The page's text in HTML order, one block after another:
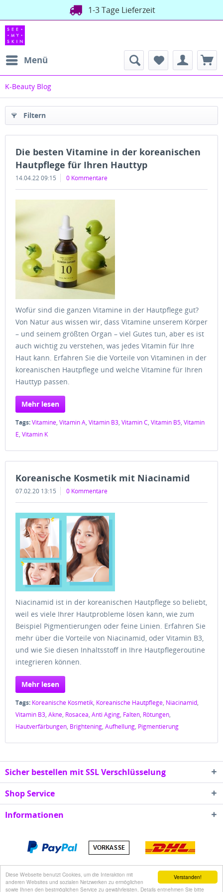
Verstanden!
Diese Webseite benutzt Cookies, um die Interaktion mit
anderen Websites und sozialen Netzwerken zu ermöglichen
sowie Ihnen den bestmöglichen Service zu gewährleisten. Details entnehmen Sie bitte
1-3 Tage Lieferzeit
Menü
K-Beauty Blog
Filtern
Die besten Vitamine in der koreanischen
Hautpflege für Ihren Hauttyp
14.04.22 09:15 0 Kommentare
Wofür sind die ganzen Vitamine in der Hautpflege gut?
Von Natur aus wissen wir, dass Vitamine unserem Körper
– und seinem größten Organ – viel Gutes tun, aber es ist
auch wichtig zu verstehen, was jedes Vitamin für Ihre
Haut kann. Erfahren Sie die Vorteile von Vitaminen in der
koreanischen Hautpflege und welche Vitamine für Ihren
Hauttyp passen.
Mehr lesen
Tags:Vitamine, Vitamin A, Vitamin B3, Vitamin C, Vitamin B5, Vitamin
E, Vitamin K
Koreanische Kosmetik mit Niacinamid
07.02.20 13:15 0 Kommentare
Niacinamid ist in der koreanischen Hautpflege so beliebt,
weil es viele Ihrer Hautprobleme lösen kann, wie zum
Beispiel Pigmentierungen oder feine Linien. Erfahren Sie
mehr über die Vorteile von Niacinamid, oder Vitamin B3,
und wie Sie diesen Inhaltsstoff in Ihre Hautpflegeroutine
integrieren können.
Mehr lesen
Tags: Koreanische Kosmetik, Koreanische Hautpflege, Niacinamid,
Vitamin B3, Akne, Rosacea, Anti Aging, Falten, Rötungen,
Hautverfärbungen, Brightening, Aufhellung, Pigmentierung
Sicher bestellen mit SSL Verschlüsselung
Shop Service
Informationen
* Alle Preise inkl. gesetzl. Mehrwertsteuer zzgl.
Versandkosten